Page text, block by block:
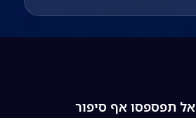
אל תפספסו אף סיפור